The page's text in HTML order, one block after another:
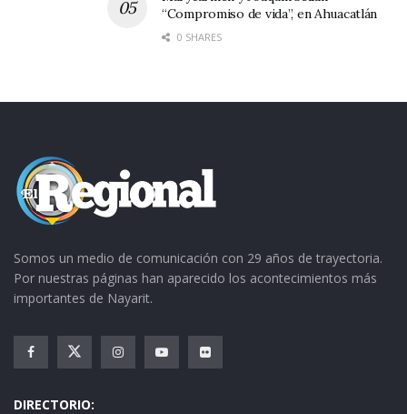
“Compromiso de vida”, en Ahuacatlán
0 SHARES
Somos un medio de comunicación con 29 años de trayectoria.
Por nuestras páginas han aparecido los acontecimientos más
importantes de Nayarit.
DIRECTORIO: